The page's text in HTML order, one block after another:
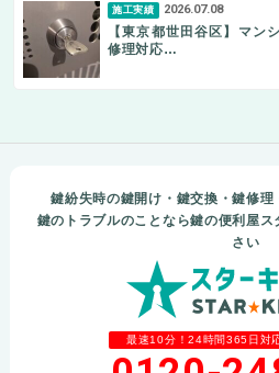
施工実績 2026.07.08
【東京都世田谷区】マン
修理対応…
鍵紛失時の鍵開け・鍵交換・鍵修
鍵のトラブルのことなら鍵の便利屋
さい
最速10分！24時間365日対